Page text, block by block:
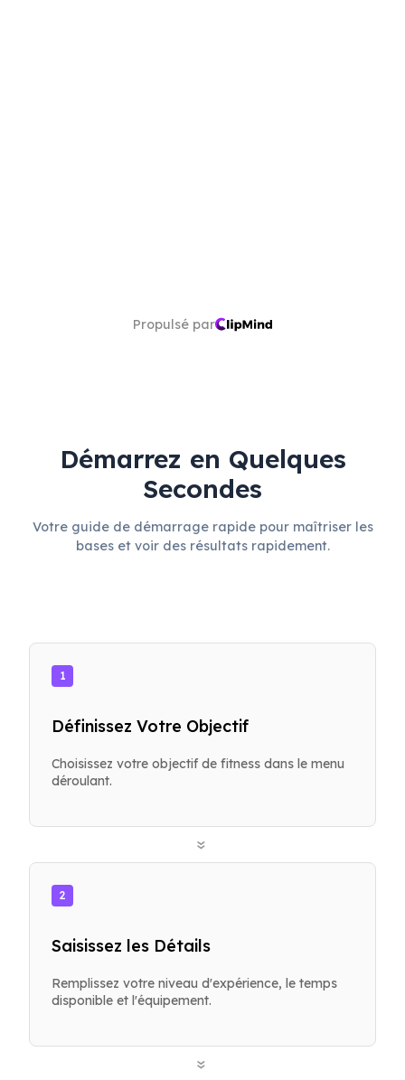
Propulsé par
Démarrez en Quelques
Secondes
Votre guide de démarrage rapide pour maîtriser les
bases et voir des résultats rapidement.
1
Définissez Votre Objectif
Choisissez votre objectif de fitness dans le menu
déroulant.
»
2
Saisissez les Détails
Remplissez votre niveau d'expérience, le temps
disponible et l'équipement.
»